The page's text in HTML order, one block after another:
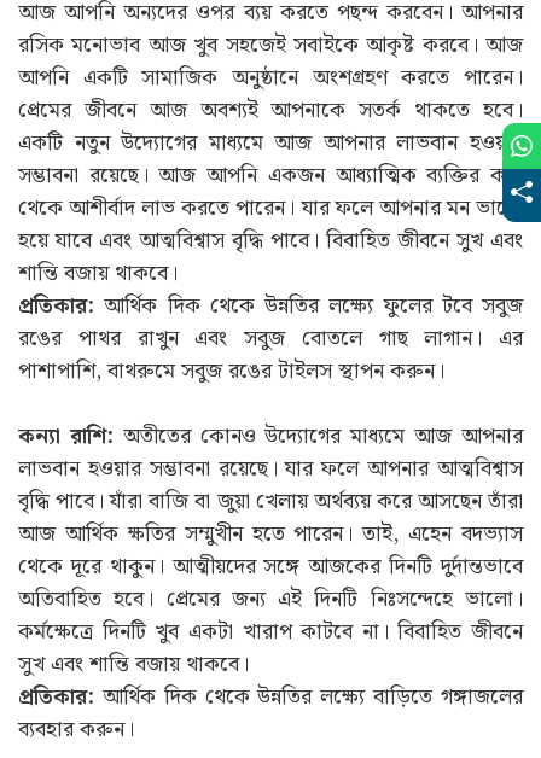
আজ আপনি অন্যদের ওপর ব্যয় করতে পছন্দ করবেন। আপনার
রসিক মনোভাব আজ খুব সহজেই সবাইকে আকৃষ্ট করবে। আজ
আপনি একটি সামাজিক অনুষ্ঠানে অংশগ্রহণ করতে পারেন।
প্রেমের জীবনে আজ অবশ্যই আপনাকে সতর্ক থাকতে হবে।
একটি নতুন উদ্যোগের মাধ্যমে আজ আপনার লাভবান হওয়ার
সম্ভাবনা রয়েছে। আজ আপনি একজন আধ্যাত্মিক ব্যক্তির কাছ
থেকে আশীর্বাদ লাভ করতে পারেন। যার ফলে আপনার মন ভালো
হয়ে যাবে এবং আত্মবিশ্বাস বৃদ্ধি পাবে। বিবাহিত জীবনে সুখ এবং
শান্তি বজায় থাকবে।
প্রতিকার: আর্থিক দিক থেকে উন্নতির লক্ষ্যে ফুলের টবে সবুজ
রঙের পাথর রাখুন এবং সবুজ বোতলে গাছ লাগান। এর
পাশাপাশি, বাথরুমে সবুজ রঙের টাইলস স্থাপন করুন।
কন্যা রাশি: অতীতের কোনও উদ্যোগের মাধ্যমে আজ আপনার
লাভবান হওয়ার সম্ভাবনা রয়েছে। যার ফলে আপনার আত্মবিশ্বাস
বৃদ্ধি পাবে। যাঁরা বাজি বা জুয়া খেলায় অর্থব্যয় করে আসছেন তাঁরা
আজ আর্থিক ক্ষতির সম্মুখীন হতে পারেন। তাই, এহেন বদভ্যাস
থেকে দূরে থাকুন। আত্মীয়দের সঙ্গে আজকের দিনটি দুর্দান্তভাবে
অতিবাহিত হবে। প্রেমের জন্য এই দিনটি নিঃসন্দেহে ভালো।
কর্মক্ষেত্রে দিনটি খুব একটা খারাপ কাটবে না। বিবাহিত জীবনে
সুখ এবং শান্তি বজায় থাকবে।
প্রতিকার: আর্থিক দিক থেকে উন্নতির লক্ষ্যে বাড়িতে গঙ্গাজলের
ব্যবহার করুন।